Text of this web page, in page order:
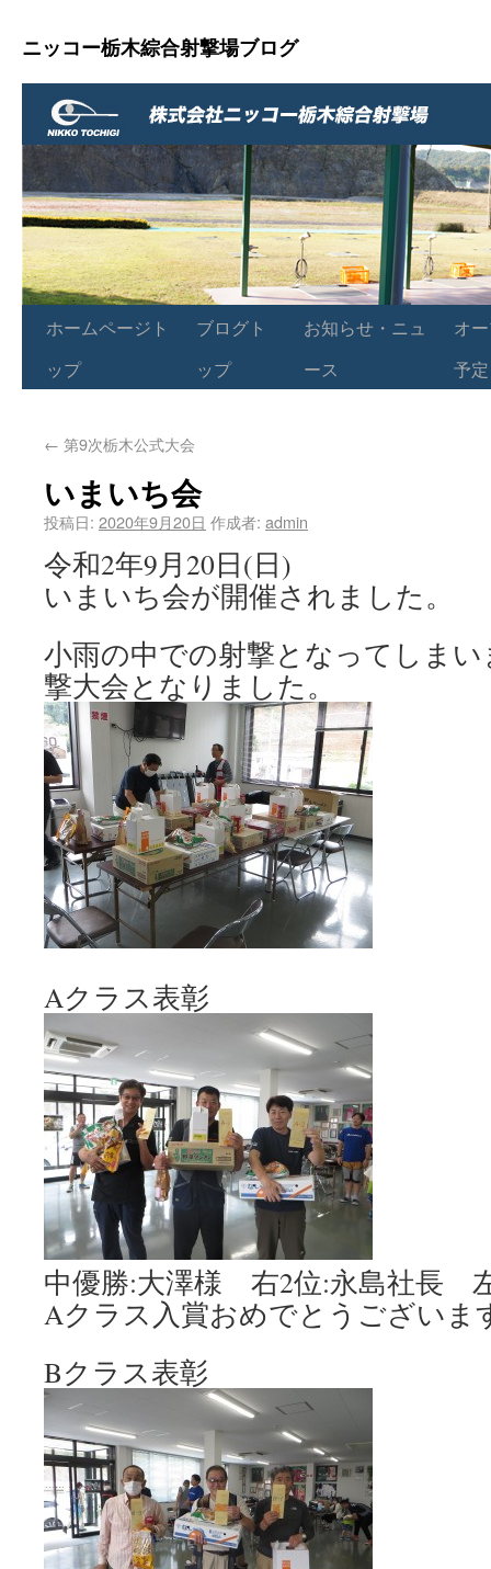
ニッコー栃木綜合射撃場ブログ
ホームページト
ップ
ブログト
ップ
お知らせ・ニュ
ース
オ
予定
← 第9次栃木公式大会
いまいち会
投稿日: 2020年9月20日 作成者: admin
令和2年9月20日(日)
いまいち会が開催されました。
小雨の中での射撃となってしま
撃大会となりました。
Aクラス表彰
中優勝:大澤様 右2位:永島社長
Aクラス入賞おめでとうございま
Bクラス表彰